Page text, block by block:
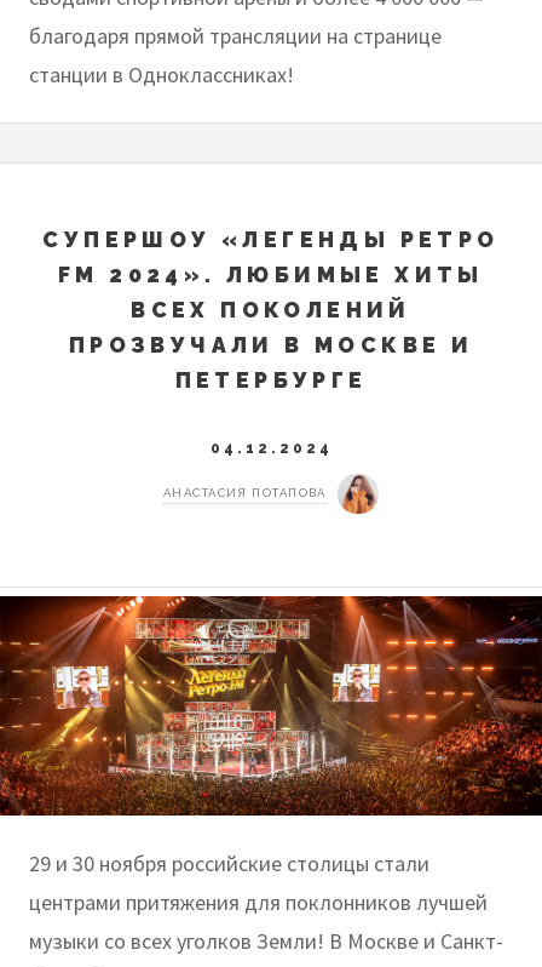
благодаря прямой трансляции на странице
станции в Одноклассниках!
СУПЕРШОУ «ЛЕГЕНДЫ РЕТРО
FM 2024». ЛЮБИМЫЕ ХИТЫ
ВСЕХ ПОКОЛЕНИЙ
ПРОЗВУЧАЛИ В МОСКВЕ И
ПЕТЕРБУРГЕ
04.12.2024
АНАСТАСИЯ ПОТАПОВА
29 и 30 ноября российские столицы стали
центрами притяжения для поклонников лучшей
музыки со всех уголков Земли! В Москве и Санкт-